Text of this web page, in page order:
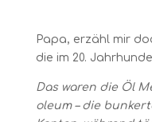
Papa, erzähl mir
die im 20.
Das waren die Öl
oleum – die